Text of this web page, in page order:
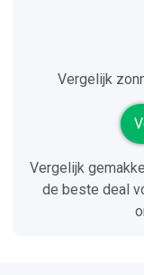
Vergelijk
Vergelijk
de beste deal